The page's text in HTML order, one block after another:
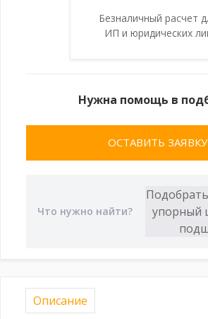
Безналичный расчет
ИП и юридических
Нужна помощь в
ОСТАВИТЬ ЗАЯВКУ
Описание